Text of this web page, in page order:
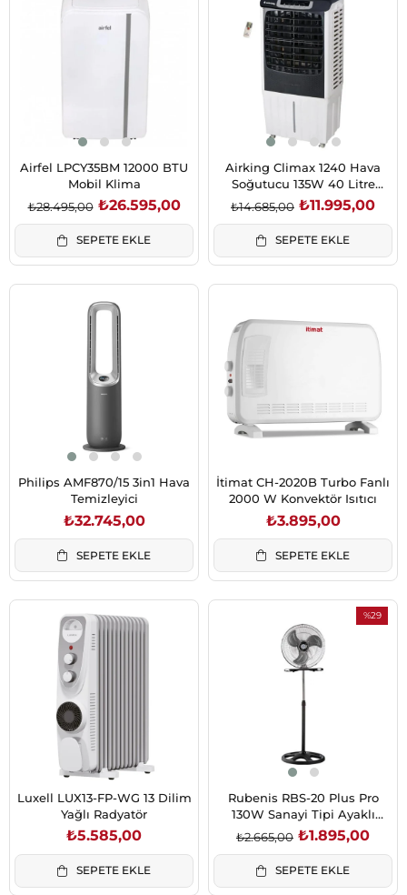
Airfel LPCY35BM 12000 BTU
Mobil Klima
₺26.595,00
₺28.495,00
SEPETE EKLE
Airking Climax 1240 Hava
Soğutucu 135W 40 Litre
Siyah
₺11.995,00
₺14.685,00
SEPETE EKLE
Philips AMF870/15 3in1 Hava
Temizleyici
₺32.745,00
SEPETE EKLE
İtimat CH-2020B Turbo Fanlı
2000 W Konvektör Isıtıcı
₺3.895,00
SEPETE EKLE
Luxell LUX13-FP-WG 13 Dilim
Yağlı Radyatör
₺5.585,00
SEPETE EKLE
%29
Rubenis RBS-20 Plus Pro
130W Sanayi Tipi Ayaklı
Vantilatör 18 İnç
₺1.895,00
₺2.665,00
SEPETE EKLE